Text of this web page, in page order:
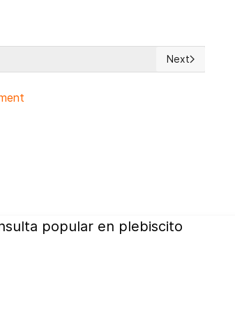
crítica. Next article:
Next
popular en plebiscito